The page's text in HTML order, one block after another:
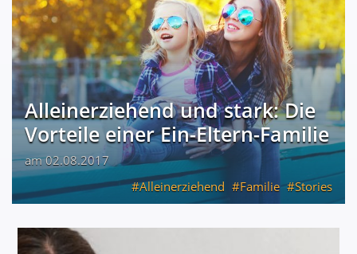
Alleinerziehend und stark: Die
Vorteile einer Ein-Eltern-Familie
am 02.08.2017
Alleinerziehend
Familie Stories